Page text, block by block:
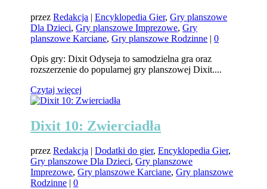
przezRedakcja |Encyklopedia Gier,Gry planszowe
Dla Dzieci,Gry planszowe Imprezowe,Gry
planszowe Karciane,Gry planszowe Rodzinne |0
Opis gry: Dixit Odyseja to samodzielna gra oraz
rozszerzenie do popularnej gry planszowej Dixit....
Czytaj więcej
Dixit 10: Zwierciadła
przezRedakcja |Dodatki do gier,Encyklopedia Gier,
Gry planszowe Dla Dzieci,Gry planszowe
Imprezowe,Gry planszowe Karciane,Gry planszowe
Rodzinne |0